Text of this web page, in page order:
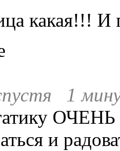
какая!!! И
1
ОЧЕНЬ
и